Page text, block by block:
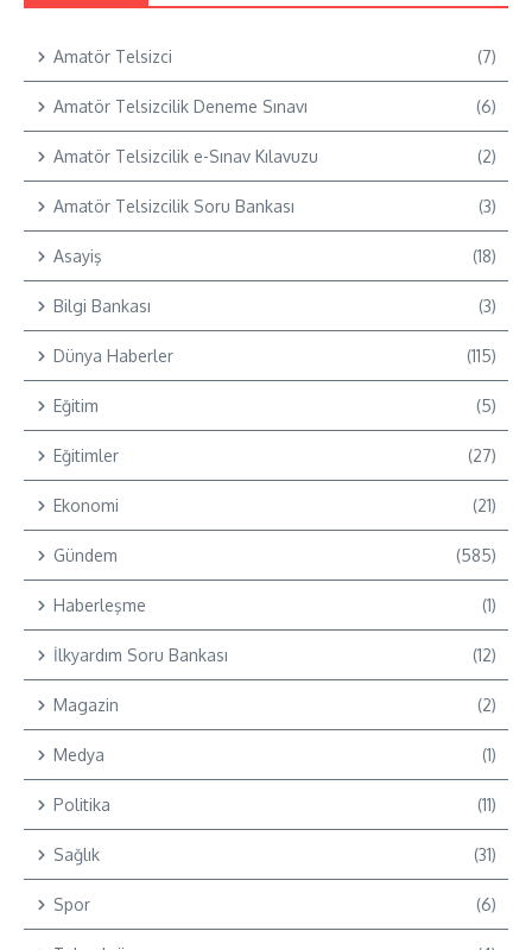
Amatör Telsizci (7)
Amatör Telsizcilik Deneme Sınavı (6)
Amatör Telsizcilik e-Sınav Kılavuzu (2)
Amatör Telsizcilik Soru Bankası (3)
Asayiş (18)
Bilgi Bankası (3)
Dünya Haberler (115)
Eğitim (5)
Eğitimler (27)
Ekonomi (21)
Gündem (585)
Haberleşme (1)
İlkyardım Soru Bankası (12)
Magazin (2)
Medya (1)
Politika (11)
Sağlık (31)
Spor (6)